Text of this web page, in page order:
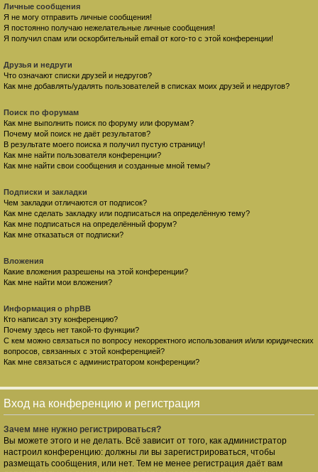
Личные сообщения
Я не могу отправить личные сообщения!
Я постоянно получаю нежелательные личные сообщения!
Я получил спам или оскорбительный email от кого-то с этой конференции!
Друзья и недруги
Что означают списки друзей и недругов?
Как мне добавлять/удалять пользователей в списках моих друзей и недругов?
Поиск по форумам
Как мне выполнить поиск по форуму или форумам?
Почему мой поиск не даёт результатов?
В результате моего поиска я получил пустую страницу!
Как мне найти пользователя конференции?
Как мне найти свои сообщения и созданные мной темы?
Подписки и закладки
Чем закладки отличаются от подписок?
Как мне сделать закладку или подписаться на определённую тему?
Как мне подписаться на определённый форум?
Как мне отказаться от подписки?
Вложения
Какие вложения разрешены на этой конференции?
Как мне найти мои вложения?
Информация о phpBB
Кто написал эту конференцию?
Почему здесь нет такой-то функции?
С кем можно связаться по вопросу некорректного использования и/или юридических
вопросов, связанных с этой конференцией?
Как мне связаться с администратором конференции?
Вход на конференцию и регистрация
Зачем мне нужно регистрироваться?
Вы можете этого и не делать. Всё зависит от того, как администратор
настроил конференцию: должны ли вы зарегистрироваться, чтобы
размещать сообщения, или нет. Тем не менее регистрация даёт вам